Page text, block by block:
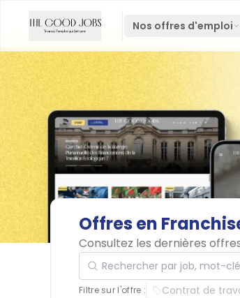
Nos offres d'emploi
Offres en
Consultez les dernières
Rechercher par job, mot-clé
Filtre sur l'offre : Contrat de